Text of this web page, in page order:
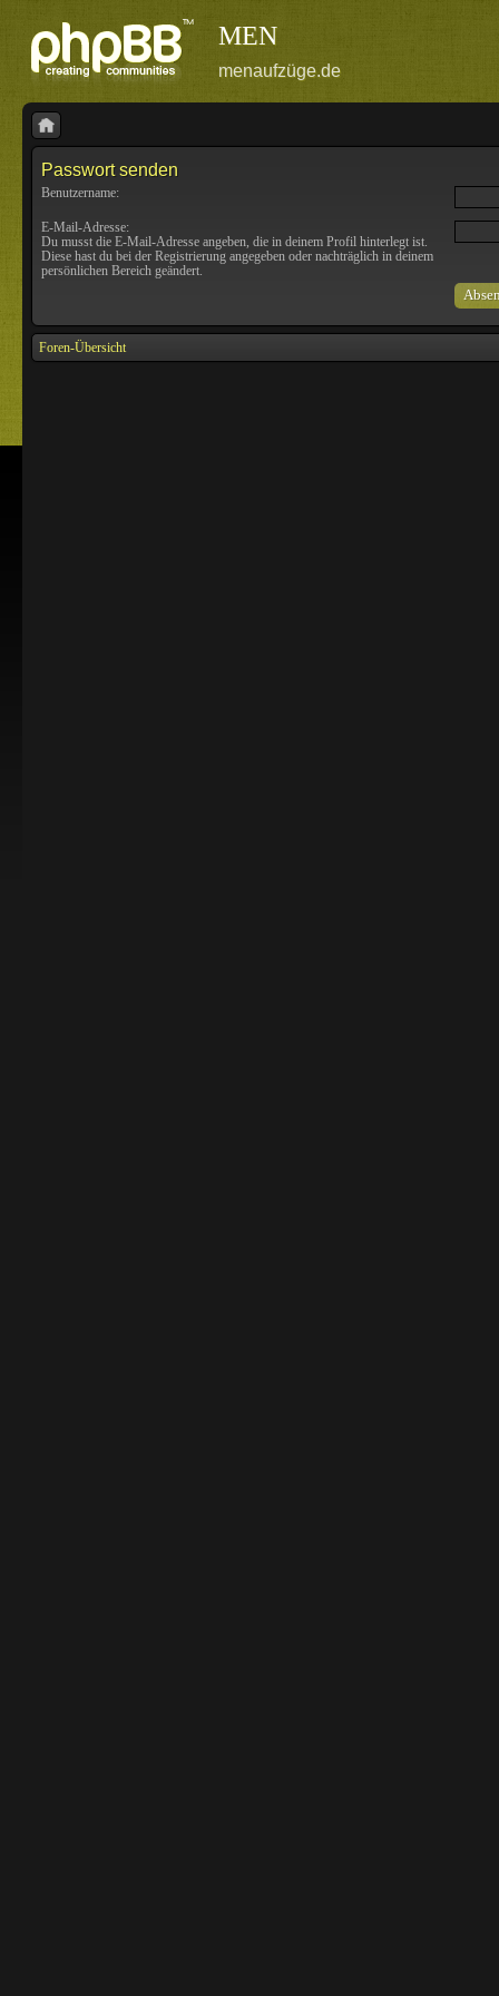
MEN
menaufzüge.de
Passwort senden
Benutzername:
E-Mail-Adresse:
Du musst die E-Mail-Adresse angeben, die in deinem Profil hinterlegt ist.
Diese hast du bei der Registrierung angegeben oder nachträglich in deinem
persönlichen Bereich geändert.
Foren-Übersicht